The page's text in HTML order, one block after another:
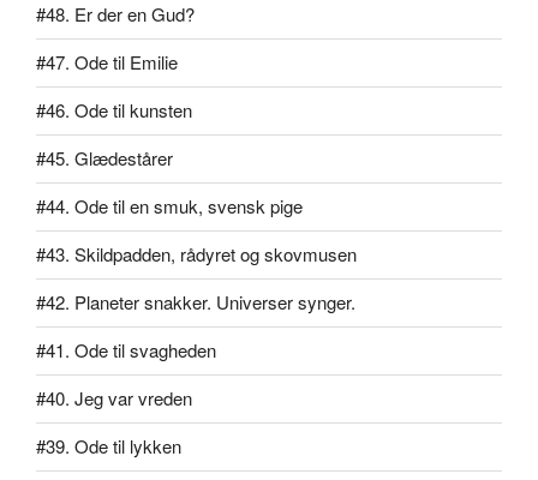
#48. Er der en Gud?
#47. Ode til Emilie
#46. Ode til kunsten
#45. Glædestårer
#44. Ode til en smuk, svensk pige
#43. Skildpadden, rådyret og skovmusen
#42. Planeter snakker. Universer synger.
#41. Ode til svagheden
#40. Jeg var vreden
#39. Ode til lykken